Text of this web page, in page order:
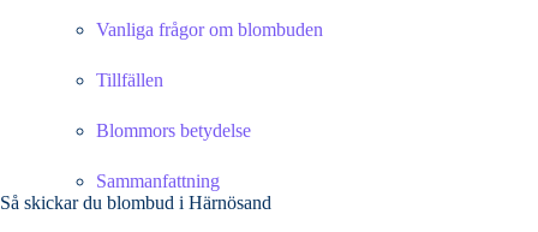
Vanliga frågor om blombuden
Tillfällen
Blommors betydelse
Sammanfattning
Så skickar du blombud i Härnösand